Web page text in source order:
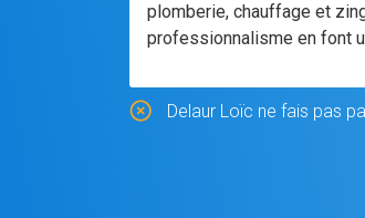
plomberie, chauffage et
professionnalisme en font
Delaur Loïc ne fais pas